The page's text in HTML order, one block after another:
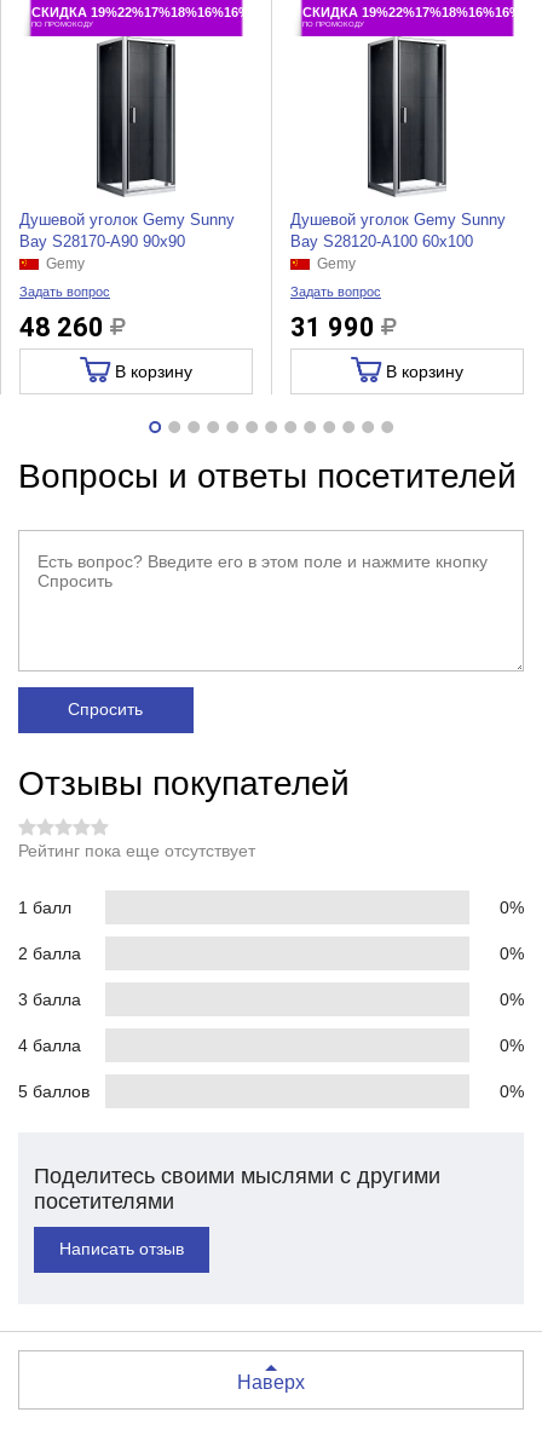
СКИДКА 19%22%17%18%16%16%
ПО ПРОМОКОДУ
Душевой уголок Gemy Sunny
Bay S28170-A90 90x90
Gemy
Задать вопрос
48 260
В корзину
СКИДКА 19%22%17%18%16%16%
ПО ПРОМОКОДУ
Душевой уголок Gemy Sunny
Bay S28120-A100 60x100
Gemy
Задать вопрос
31 990
В корзину
Вопросы и ответы посетителей
Спросить
Отзывы покупателей
Рейтинг пока еще отсутствует
1 балл 0%
2 балла 0%
3 балла 0%
4 балла 0%
5 баллов 0%
Поделитесь своими мыслями с другими
посетителями
Написать отзыв
Наверх